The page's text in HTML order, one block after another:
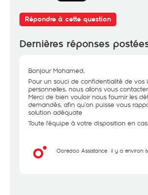
Répondre à cette question
Dernières réponses
Bonjour Mohamed,
Pour un souci de confidentialité de vos
personnelles, nous allons vous
Merci de bien vouloir nous fournir les
demandés, afin qu’on puisse vous
solution adéquate
Toute l'équipe à votre disposition en
Ooredoo Assistance il y a environ